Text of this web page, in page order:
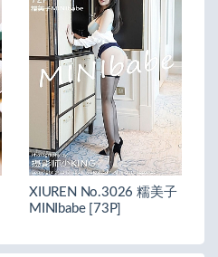
XIUREN No.3026 糯美子
MINIbabe [73P]